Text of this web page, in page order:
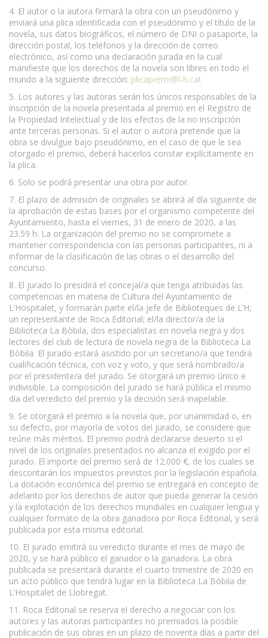
4. El autor o la autora firmará la obra con un pseudónimo y
enviará una plica identificada con el pseudónimo y el título de la
novela, sus datos biográficos, el número de DNI o pasaporte, la
dirección postal, los teléfonos y la dirección de correo
electrónico, así como una declaración jurada en la cual
manifieste que los derechos de la novela son libres en todo el
mundo a la siguiente dirección: plicapremi@l-h.cat
5. Los autores y las autoras serán los únicos responsables de la
inscripción de la novela presentada al premio en el Registro de
la Propiedad Intelectual y de los efectos de la no inscripción
ante terceras personas. Si el autor o autora pretende que la
obra se divulgue bajo pseudónimo, en el caso de que le sea
otorgado el premio, deberá hacerlos constar explícitamente en
la plica.
6. Solo se podrá presentar una obra por autor.
7. El plazo de admisión de originales se abrirá al día siguiente de
la aprobación de estas bases por el organismo competente del
Ayuntamiento, hasta el viernes, 31 de enero de 2020, a las
23.59 h. La organización del premio no se compromete a
mantener correspondencia con las personas participantes, ni a
informar de la clasificación de las obras o el desarrollo del
concurso.
8. El jurado lo presidirá el concejal/a que tenga atribuidas las
competencias en materia de Cultura del Ayuntamiento de
L’Hospitalet, y formarán parte el/la jefe de Biblioteques de L’H;
un representante de Roca Editorial; el/la director/a de la
Biblioteca La Bòbila, dos especialistas en novela negra y dos
lectores del club de lectura de novela negra de la Biblioteca La
Bòbila. El jurado estará asistido por un secretario/a que tendrá
cualificación técnica, con voz y voto, y que será nombrado/a
por el presidente/a del jurado. Se otorgará un premio único e
indivisible. La composición del jurado se hará pública el mismo
día del veredicto del premio y la decisión será inapelable.
9. Se otorgará el premio a la novela que, por unanimidad o, en
su defecto, por mayoría de votos del jurado, se considere que
reúne más méritos. El premio podrá declararse desierto si el
nivel de los originales presentados no alcanza el exigido por el
jurado. El importe del premio será de 12.000 €, de los cuales se
descontarán los impuestos previstos por la legislación española.
La dotación económica del premio se entregará en concepto de
adelanto por los derechos de autor que pueda generar la cesión
y la explotación de los derechos mundiales en cualquier lengua y
cualquier formato de la obra ganadora por Roca Editorial, y será
publicada por esta misma editorial.
10. El jurado emitirá su veredicto durante el mes de mayo de
2020, y se hará público el ganador o la ganadora. La obra
publicada se presentará durante el cuarto trimestre de 2020 en
un acto público que tendrá lugar en la Biblioteca La Bòbila de
L’Hospitalet de Llobregat.
11. Roca Editorial se reserva el derecho a negociar con los
autores y las autoras participantes no premiados la posible
publicación de sus obras en un plazo de noventa días a partir del